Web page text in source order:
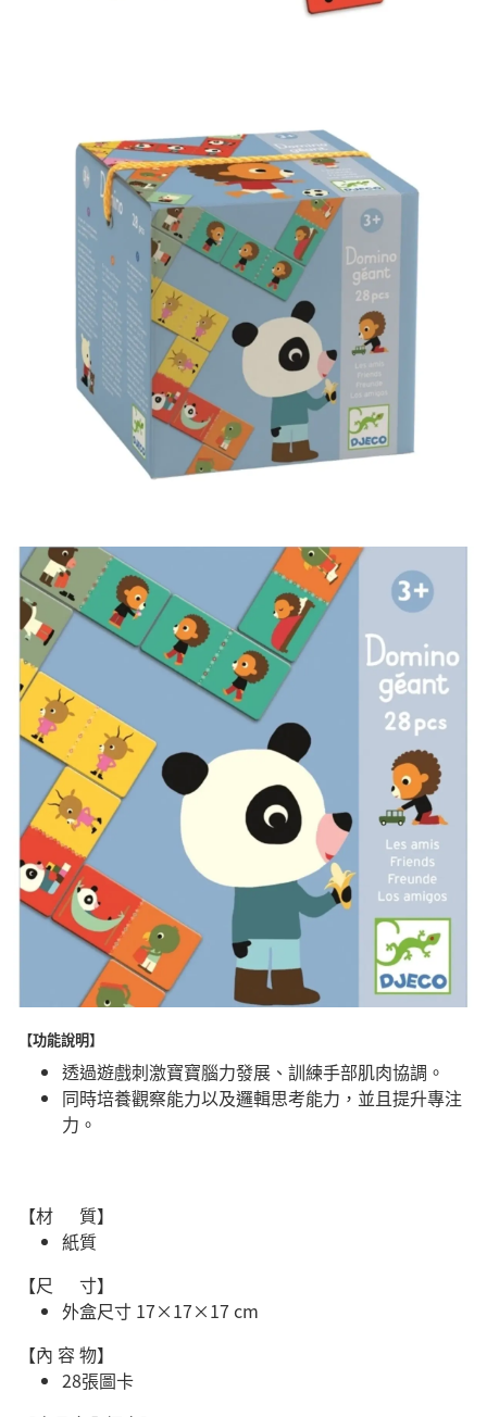
【功能說明】
透過遊戲刺激寶寶腦力發展、訓練手部肌肉協調。
同時培養觀察能力以及邏輯思考能力，並且提升專注
力。
【材 質】
紙質
【尺 寸】
外盒尺寸 17×17×17 cm
【內 容 物】
28張圖卡